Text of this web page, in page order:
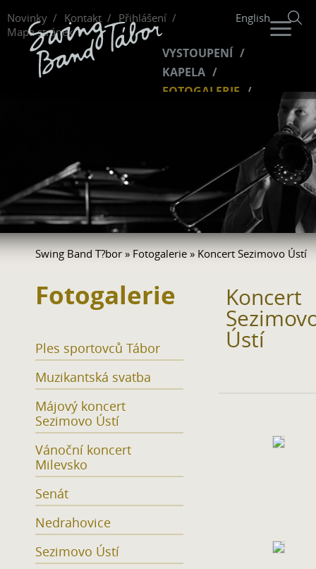
Novinky Kontakt
Přihlášení
Mapa stránek
English
VYSTOUPENÍ
KAPELA
FOTOGALERIE
Swing Band T?bor » Fotogalerie » Koncert Sezimovo Ústí
Fotogalerie
Ples sportovců Tábor
Muzikantská svatba
Májový koncert
Sezimovo Ústí
Vánoční koncert
Milevsko
Senát
Nedrahovice
Sezimovo Ústí
Koncert
Ústí